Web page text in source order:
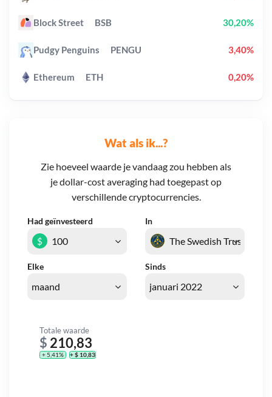
Wat als ik...?
Zie hoeveel waarde je vandaag zou hebben als
je dollar-cost averaging had toegepast op
verschillende cryptocurrencies.
Had geïnvesteerd In
Elke Sinds
$
Totale waarde
$ 210,83
+ 5,41% + $ 10,83
Block Street BSB 30,20%
Pudgy Penguins PENGU 3,40%
Ethereum ETH 0,20%